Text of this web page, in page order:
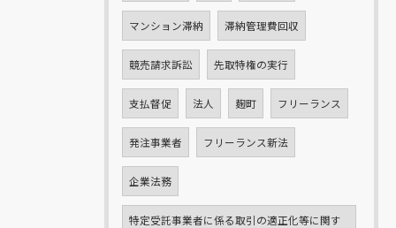
マンション滞納 滞納管理費回収
競売請求訴訟 先取特権の実行
支払督促 法人 麹町 フリーランス
発注事業者 フリーランス新法
企業法務
特定受託事業者に係る取引の適正化等に関す